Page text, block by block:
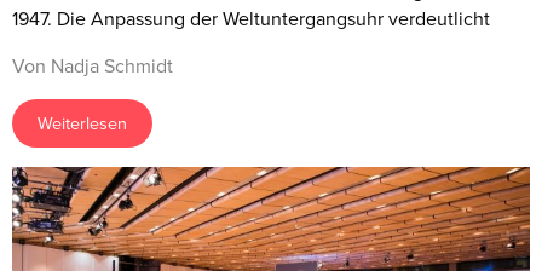
1947. Die Anpassung der Weltuntergangsuhr verdeutlicht
Von Nadja Schmidt
Weiterlesen